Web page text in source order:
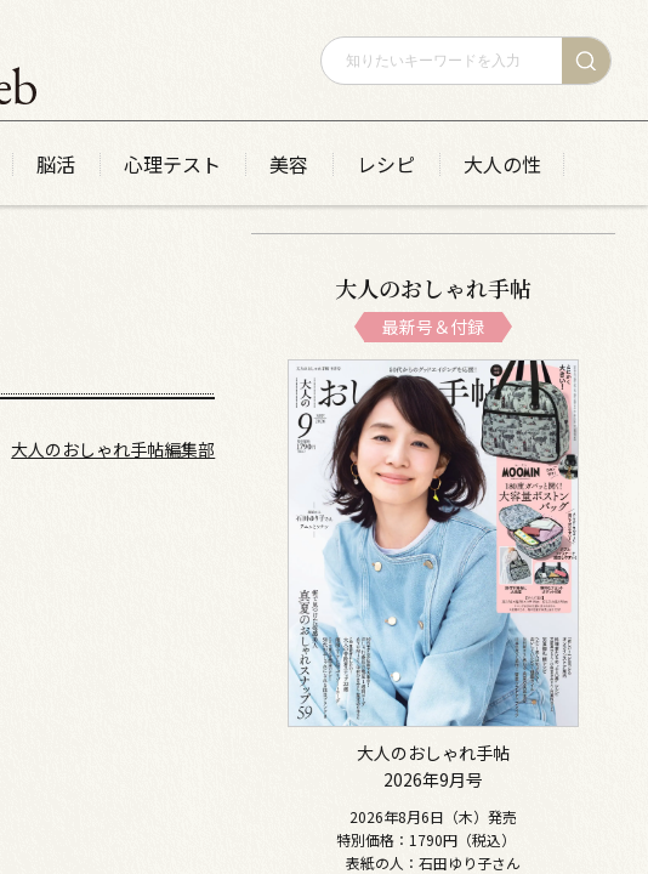
脳活 心理テスト 美容 レシピ 大人の性
大人のおしゃれ手帖編集部
大人のおしゃれ手帖
最新号＆付録
大人のおしゃれ手帖
2026年9月号
2026年8月6日（木）発売
特別価格：1790円（税込）
表紙の人：石田ゆり子さん